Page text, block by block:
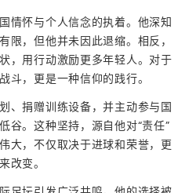
情怀与个人信念的执着。他深知
限，但他并未因此退缩。相反，
，用行动激励更多年轻人。对于
斗，更是一种信仰的践行。
、捐赠训练设备，并主动参与国
谷。这种坚持，源自他对“责任”
大，不仅取决于进球和荣誉，更
改变。